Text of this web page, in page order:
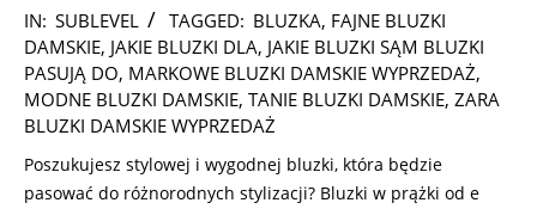
2025-
10-
01
IN: SUBLEVEL TAGGED: BLUZKA, FAJNE BLUZKI
DAMSKIE, JAKIE BLUZKI DLA, JAKIE BLUZKI SĄM BLUZKI
PASUJĄ DO, MARKOWE BLUZKI DAMSKIE WYPRZEDAŻ,
MODNE BLUZKI DAMSKIE, TANIE BLUZKI DAMSKIE, ZARA
BLUZKI DAMSKIE WYPRZEDAŻ
Poszukujesz stylowej i wygodnej bluzki, która będzie
pasować do różnorodnych stylizacji? Bluzki w prążki od e